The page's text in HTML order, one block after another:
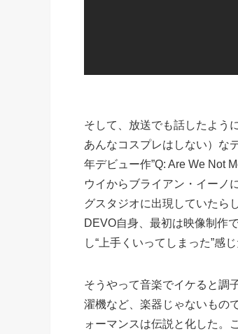
そして、放送でも話したよう
あんなコスプレはしない）な
年デビュー作”Q: Are We Not
ウイからブライアン・イーノ
グスタジオに出現していたら
DEVO自身、最初は映像制作
し“上手くいってしまった”感
そうやって音楽でイケると調
濯機など、楽器じゃないもの
ォーマンスは伝説と化した。